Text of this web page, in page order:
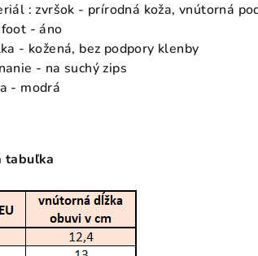
: zvršok - prírodná koža, vnútorná
- áno
- kožená, bez podpory klenby
- na suchý zips
- modrá
tabuľka